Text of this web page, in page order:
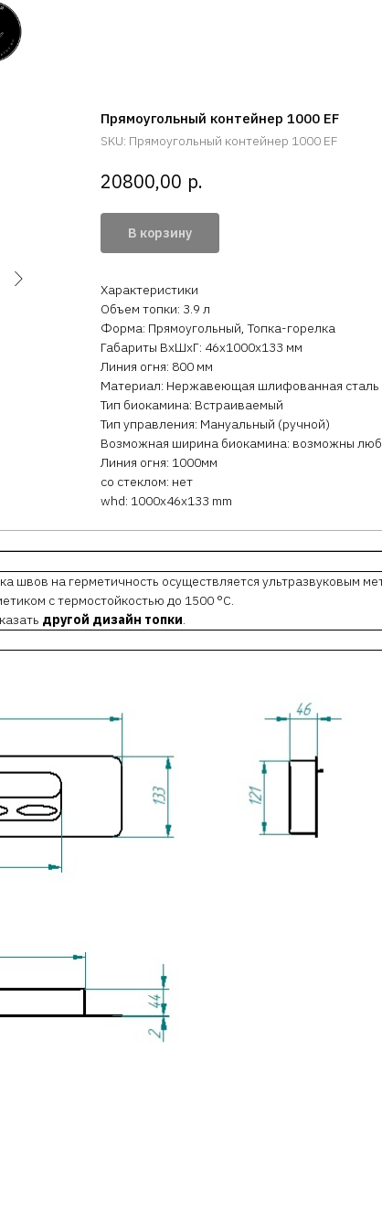
Прямоугольный контейнер 1000 EF
SKU: Прямоугольный контейнер 1000 EF
20800,00 р.
В корзину
Характеристики
Объем топки: 3.9 л
Форма: Прямоугольный, Топка-горелка
Габариты ВхШхГ: 46х1000х133 мм
Линия огня: 800 мм
Материал: Нержавеющая шлифованная сталь
Тип биокамина: Встраиваемый
Тип управления: Мануальный (ручной)
Возможная ширина биокамина: возможны
Линия огня: 1000мм
со стеклом: нет
whd: 1000x46x133 mm
швов на герметичность осуществляется ультразвуковым
с термостойкостью до 1500 °С.
другой дизайн топки.